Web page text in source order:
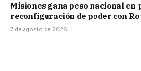
Misiones gana peso nacional en
reconfiguración de poder con
7 de agosto de 2026